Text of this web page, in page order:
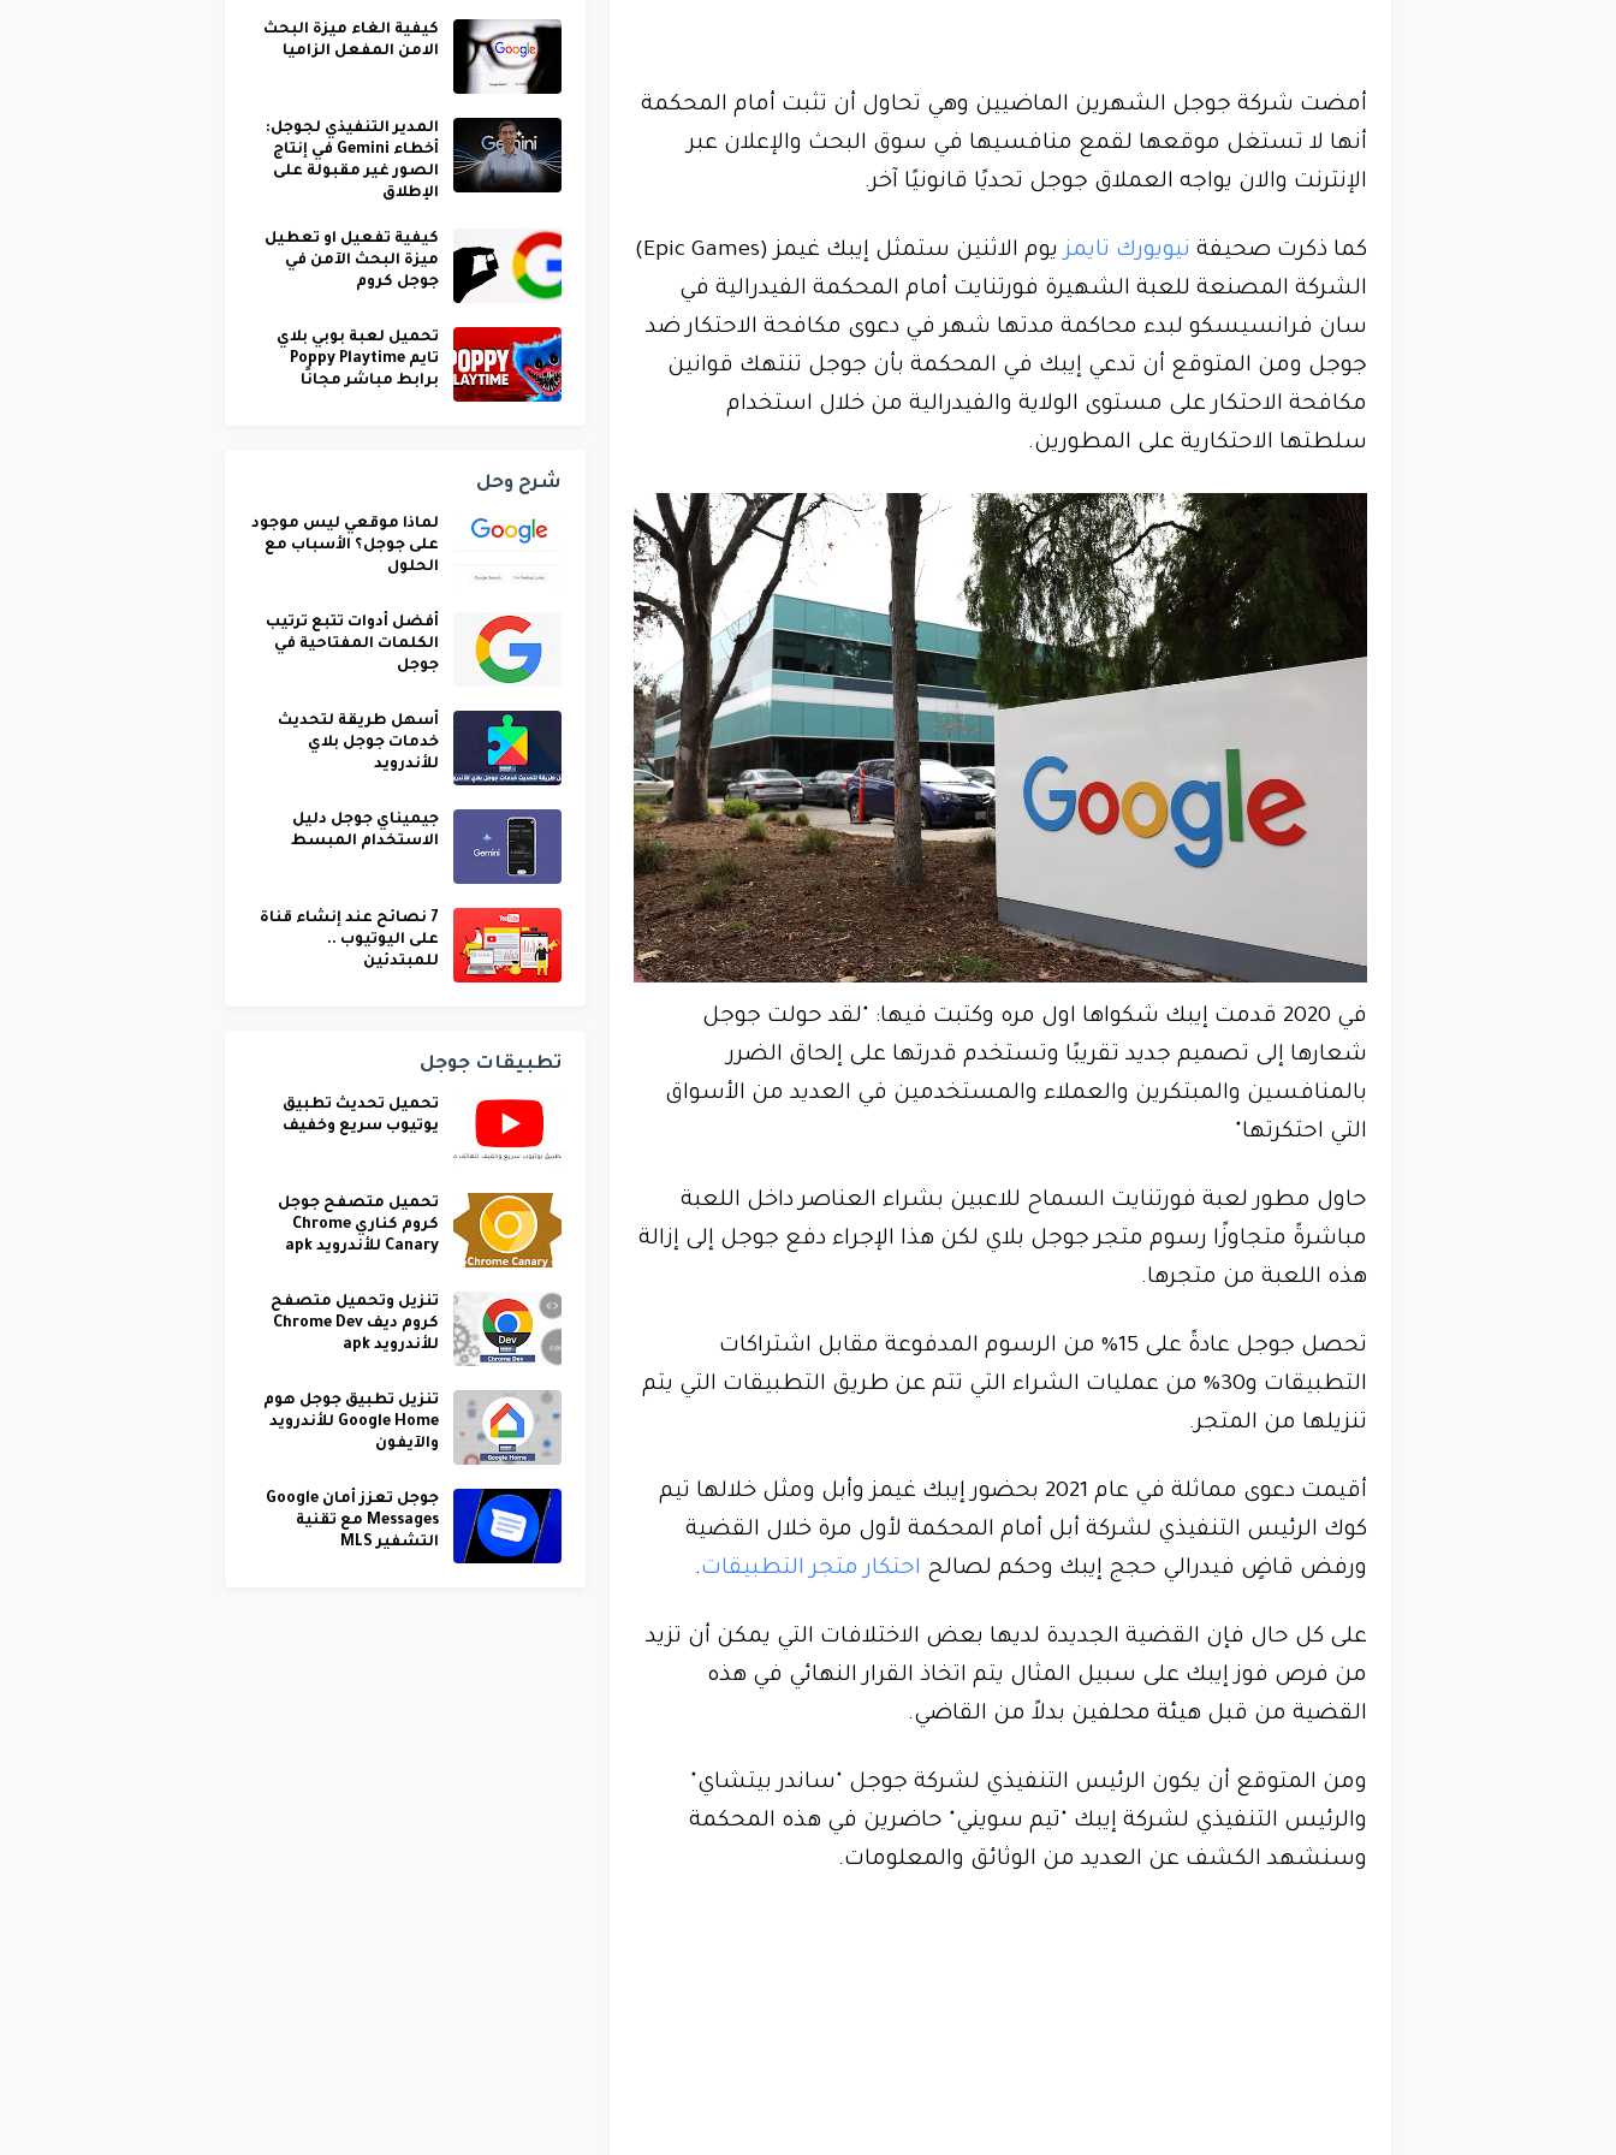
أمضت شركة جوجل الشهرين الماضيين وهي تحاول أن تثبت أمام المحكمة
أنها لا تستغل موقعها لقمع منافسيها في سوق البحث والإعلان عبر
الإنترنت والان يواجه العملاق جوجل تحديًا قانونيًا آخر.
كما ذكرت صحيفة نيويورك تايمز
يوم الاثنين ستمثل إيبك غيمز (Epic Games)
الشركة المصنعة للعبة الشهيرة فورتنايت أمام المحكمة الفيدرالية في
سان فرانسيسكو لبدء محاكمة مدتها شهر في دعوى مكافحة الاحتكار ضد
جوجل ومن المتوقع أن تدعي إيبك في المحكمة بأن جوجل تنتهك قوانين
مكافحة الاحتكار على مستوى الولاية والفيدرالية من خلال استخدام
سلطتها الاحتكارية على المطورين.
في 2020 قدمت إيبك شكواها اول مره وكتبت فيها: "لقد حولت جوجل
شعارها إلى تصميم جديد تقريبًا وتستخدم قدرتها على إلحاق الضرر
بالمنافسين والمبتكرين والعملاء والمستخدمين في العديد من الأسواق
التي احتكرتها"
حاول مطور لعبة فورتنايت السماح للاعبين بشراء العناصر داخل اللعبة
مباشرةً متجاوزًا رسوم متجر جوجل بلاي لكن هذا الإجراء دفع جوجل إلى إزالة
هذه اللعبة من متجرها.
تحصل جوجل عادةً على 15% من الرسوم المدفوعة مقابل اشتراكات
التطبيقات و30% من عمليات الشراء التي تتم عن طريق التطبيقات التي يتم
تنزيلها من المتجر.
أقيمت دعوى مماثلة في عام 2021 بحضور إيبك غيمز وأبل ومثل خلالها تيم
كوك الرئيس التنفيذي لشركة أبل أمام المحكمة لأول مرة خلال القضية
ورفض قاضٍ فيدرالي حجج إيبك وحكم لصالح احتكار متجر التطبيقات.
على كل حال فإن القضية الجديدة لديها بعض الاختلافات التي يمكن أن تزيد
من فرص فوز إيبك على سبيل المثال يتم اتخاذ القرار النهائي في هذه
القضية من قبل هيئة محلفين بدلاً من القاضي.
ومن المتوقع أن يكون الرئيس التنفيذي لشركة جوجل "ساندر بيتشاي"
والرئيس التنفيذي لشركة إيبك "تيم سويني" حاضرين في هذه المحكمة
وسنشهد الكشف عن العديد من الوثائق والمعلومات.
كيفية الغاء ميزة البحث
الامن المفعل الزاميا
المدير التنفيذي لجوجل:
أخطاء Gemini في إنتاج
الصور غير مقبولة على
الإطلاق
كيفية تفعيل او تعطيل
ميزة البحث الآمن في
جوجل كروم
تحميل لعبة بوبي بلاي
تايم Poppy Playtime
برابط مباشر مجانًا
شرح وحل
لماذا موقعي ليس موجود
على جوجل؟ الأسباب مع
الحلول
أفضل أدوات تتبع ترتيب
الكلمات المفتاحية في
جوجل
أسهل طريقة لتحديث
خدمات جوجل بلاي
للأندرويد
جيميناي جوجل دليل
الاستخدام المبسط
7 نصائح عند إنشاء قناة
على اليوتيوب ..
للمبتدئين
تطبيقات جوجل
تحميل تحديث تطبيق
يوتيوب سريع وخفيف
تحميل متصفح جوجل
كروم كناري Chrome
Canary للأندرويد apk
تنزيل وتحميل متصفح
كروم ديف Chrome Dev
للأندرويد apk
تنزيل تطبيق جوجل هوم
Google Home للأندرويد
والآيفون
جوجل تعزز أمان Google
Messages مع تقنية
التشفير MLS